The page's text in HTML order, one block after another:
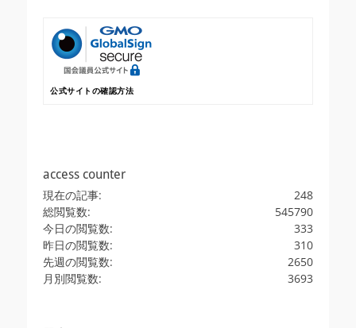
公式サイトの確認方法
access counter
248
現在の記事:
545790
総閲覧数:
333
今日の閲覧数:
310
昨日の閲覧数:
2650
先週の閲覧数:
3693
月別閲覧数: